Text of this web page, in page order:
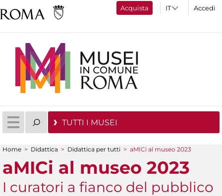
Acquista Accedi
TUTTI I MUSEI
Tu sei qui
Home > Didattica > Didattica per tutti > aMICi al museo 2023
aMICi al museo 2023
I curatori a fianco del pubblico